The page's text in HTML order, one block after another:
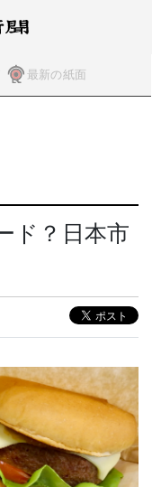
最新の紙面
ド？日本市